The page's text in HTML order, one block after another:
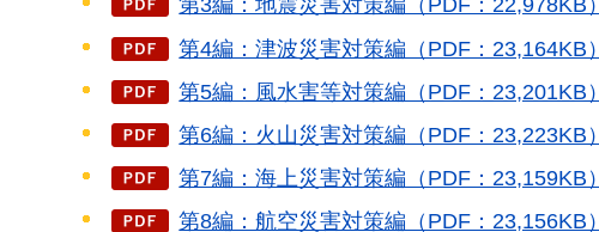
第3編：地震災害対策編（PDF：22,978KB）
第4編：津波災害対策編（PDF：23,164KB）
第5編：風水害等対策編（PDF：23,201KB）
第6編：火山災害対策編（PDF：23,223KB）
第7編：海上災害対策編（PDF：23,159KB）
第8編：航空災害対策編（PDF：23,156KB）